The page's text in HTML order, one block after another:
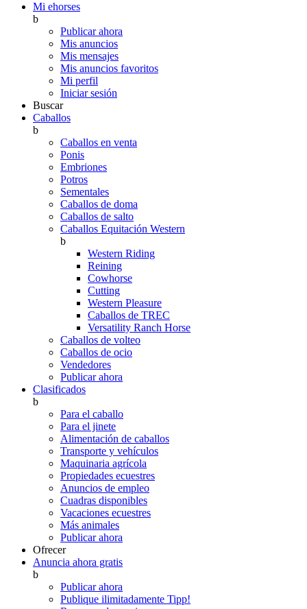
Mi ehorses
b
Publicar ahora
Mis anuncios
Mis mensajes
Mis anuncios favoritos
Mi perfil
Iniciar sesión
Buscar
Caballos
b
Caballos en venta
Ponis
Embriones
Potros
Sementales
Caballos de doma
Caballos de salto
Caballos Equitación Western
b
Western Riding
Reining
Cowhorse
Cutting
Western Pleasure
Caballos de TREC
Versatility Ranch Horse
Caballos de volteo
Caballos de ocio
Vendedores
Publicar ahora
Clasificados
b
Para el caballo
Para el jinete
Alimentación de caballos
Transporte y vehículos
Maquinaria agrícola
Propiedades ecuestres
Anuncios de empleo
Cuadras disponibles
Vacaciones ecuestres
Más animales
Publicar ahora
Ofrecer
Anuncia ahora gratis
b
Publicar ahora
Publique ilimitadamente Tipp!